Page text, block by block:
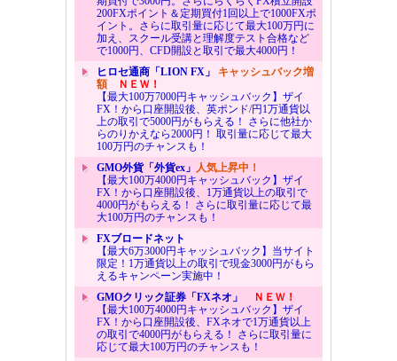
200FXポイント＆定期買付1回以上で1000FXポ
イント。さらに取引量に応じて最大100万円に
加え、スクール受講と理解度テスト合格など
で1000円、CFD開設と取引で最大4000円！
ヒロセ通商「LION FX」 キャッシュバック増
額ＮＥＷ！
【最大100万7000円キャッシュバック】ザイ
FX！から口座開設後、英ポンド/円1万通貨以
上の取引で5000円がもらえる！ さらに他社か
らのりかえなら2000円！ 取引量に応じて最大
100万円のチャンスも！
GMO外貨「外貨ex」 人気上昇中！
【最大100万4000円キャッシュバック】ザイ
FX！から口座開設後、1万通貨以上の取引で
4000円がもらえる！ さらに取引量に応じて最
大100万円のチャンスも！
FXブロードネット
【最大6万3000円キャッシュバック】当サイト
限定！1万通貨以上の取引で現金3000円がもら
えるキャンペーン実施中！
GMOクリック証券「FXネオ」
ＮＥＷ！
【最大100万4000円キャッシュバック】ザイ
FX！から口座開設後、FXネオで1万通貨以上
の取引で4000円がもらえる！ さらに取引量に
応じて最大100万円のチャンスも！